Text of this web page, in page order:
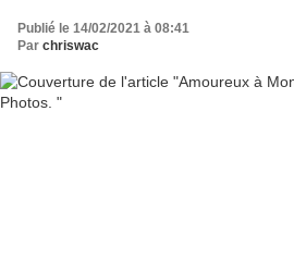
Publié le 14/02/2021 à 08:41
Par chriswac